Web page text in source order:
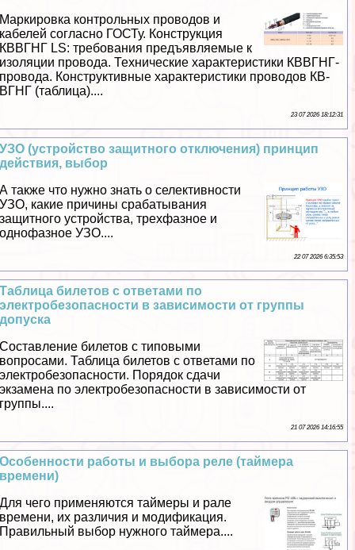
Маркировка контрольных проводов и
кабелей согласно ГОСТу. Конструкция
КВВГНГ LS: требования предъявляемые к
изоляции провода. Технические хаpaктеристики КВВГНГ-
провода. Конструктивные хаpaктеристики проводов КВ-
ВГНГ (таблица)....
23 07 2026 18:12:31
УЗО (устройство защитного отключения) принцип
действия, выбор
А также что нужно знать о селективности
УЗО, какие причины сpaбатывания
защитного устройства, трехфазное и
однофазное УЗО....
22 07 2026 6:35:53
Таблица билетов с ответами по
электробезопасности в зависимости от группы
допуска
Составление билетов с типовыми
вопросами. Таблица билетов с ответами по
электробезопасности. Порядок сдачи
экзамена по электробезопасности в зависимости от
группы....
21 07 2026 14:16:55
Особенности работы и выбора реле (таймера
времени)
Для чего применяются таймеры и рале
времени, их различия и модификация.
Правильный выбор нужного таймера....